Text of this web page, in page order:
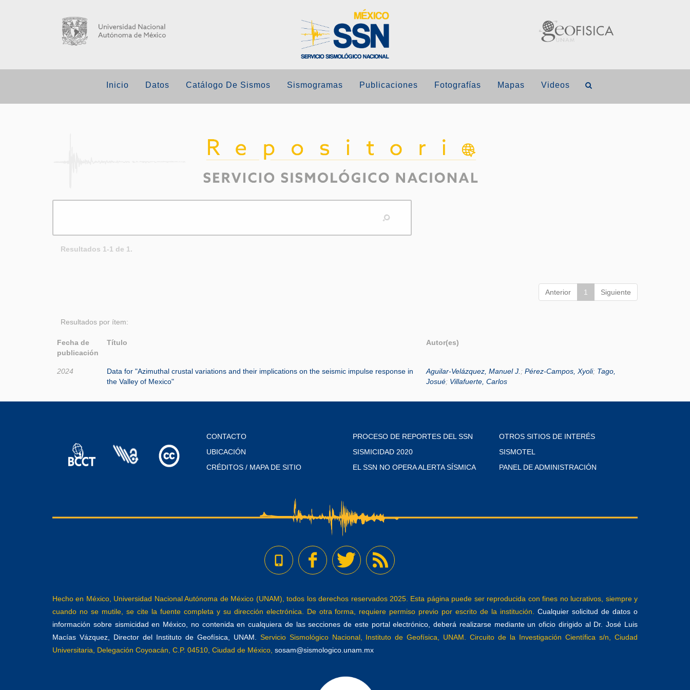
Inicio Datos Catálogo De Sismos Sismogramas Publicaciones Fotografías Mapas Videos
Resultados 1-1 de 1.
Anterior 1 Siguiente
Resultados por ítem:
Fecha de
publicación
Título Autor(es)
2024
Data for "Azimuthal crustal variations and their implications on the seismic impulse response in
the Valley of Mexico"
Aguilar-Velázquez, Manuel J. ; Pérez-Campos, Xyoli; Tago,
Josué; Villafuerte, Carlos
CONTACTO
UBICACIÓN
CRÉDITOS / MAPA DE SITIO
PROCESO DE REPORTES DEL SSN
SISMICIDAD 2020
EL SSN NO OPERA ALERTA SÍSMICA
OTROS SITIOS DE INTERÉS
SISMOTEL
PANEL DE ADMINISTRACIÓN
Hecho en México, Universidad Nacional Autónoma de México (UNAM), todos los derechos reservados 2025. Esta página puede ser reproducida con fines no lucrativos, siempre y
cuando no se mutile, se cite la fuente completa y su dirección electrónica. De otra forma, requiere permiso previo por escrito de la institución.Cualquier solicitud de datos o
información sobre sismicidad en México, no contenida en cualquiera de las secciones de este portal electrónico, deberá realizarse mediante un oficio dirigido al Dr. José Luis
Macías Vázquez, Director del Instituto de Geofísica, UNAM.
Servicio Sismológico Nacional, Instituto de Geofísica, UNAM. Circuito de la Investigación Científica s/n, Ciudad
Universitaria, Delegación Coyoacán, C.P. 04510, Ciudad de México, sosam@sismologico.unam.mx